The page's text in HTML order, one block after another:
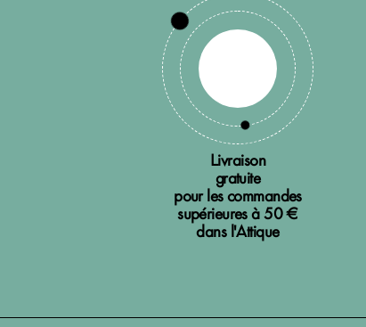
Livraison
gratuite
pour les commandes
supérieures à 50 €
dans l'Attique